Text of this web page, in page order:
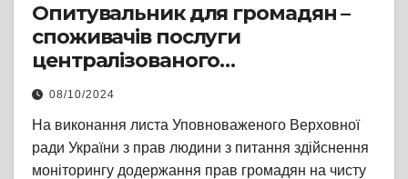
Опитувальник для громадян –
споживачів послуги
централізованого
водопостачання
08/10/2024
На виконання листа Уповноваженого Верховної
ради України з прав людини з питання здійснення
моніторингу додержання прав громадян на чисту